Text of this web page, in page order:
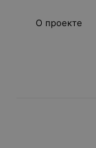
О проекте